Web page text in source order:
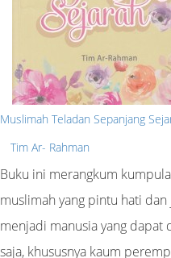
Muslimah Teladan Sepanjang
Tim Ar- Rahman
Buku ini merangkum
muslimah yang pintu hati
menjadi manusia yang dapat
saja, khususnya kaum